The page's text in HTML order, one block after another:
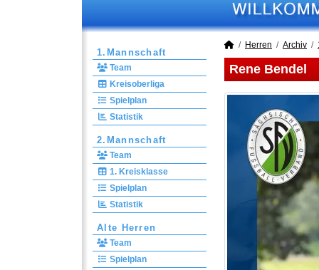
1.Mannschaft
Team
Kreisoberliga
Spielplan
Statistik
2.Mannschaft
Team
1. Kreisklasse
Spielplan
Statistik
Alte Herren
Team
Spielplan
Herren Archiv
Rene Bendel